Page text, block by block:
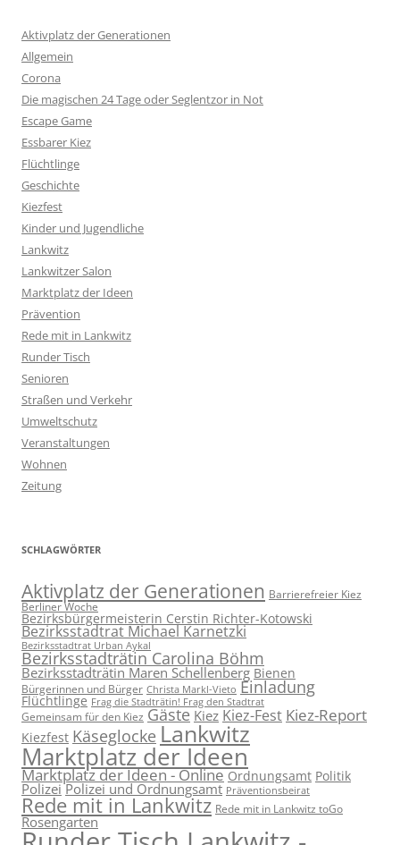
Aktivplatz der Generationen
Allgemein
Corona
Die magischen 24 Tage oder Seglentzor in Not
Escape Game
Essbarer Kiez
Flüchtlinge
Geschichte
Kiezfest
Kinder und Jugendliche
Lankwitz
Lankwitzer Salon
Marktplatz der Ideen
Prävention
Rede mit in Lankwitz
Runder Tisch
Senioren
Straßen und Verkehr
Umweltschutz
Veranstaltungen
Wohnen
Zeitung
SCHLAGWÖRTER
Aktivplatz der Generationen Barrierefreier Kiez
Berliner Woche
Bezirksbürgermeisterin Cerstin Richter-Kotowski
Bezirksstadtrat Michael Karnetzki
Bezirksstadtrat Urban Aykal
Bezirksstadträtin Carolina Böhm
Bezirksstadträtin Maren Schellenberg Bienen
Bürgerinnen und Bürger Christa Markl-Vieto Einladung
Flüchtlinge Frag die Stadträtin! Frag den Stadtrat
Gemeinsam für den Kiez Gäste Kiez Kiez-Fest Kiez-Report
Kiezfest Käseglocke Lankwitz
Marktplatz der Ideen
Marktplatz der Ideen - Online Ordnungsamt Politik
Polizei Polizei und Ordnungsamt Präventionsbeirat
Rede mit in Lankwitz Rede mit in Lankwitz toGo
Rosengarten